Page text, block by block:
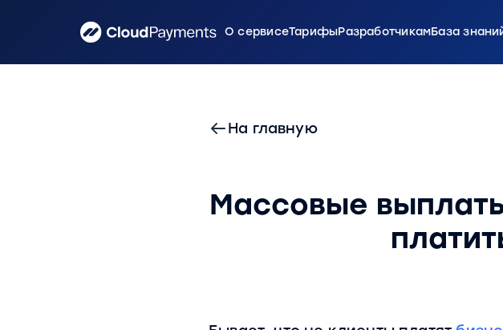
О сервисеТарифыРазработчикамБаза
На главную
Массовые